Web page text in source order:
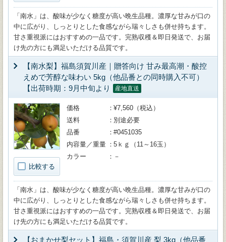
「南水」は、酸味が少なく糖度が高い晩生品種。濃厚な甘みが口の
中に広がり、しっとりとした食感ながら瑞々しさも併せ持ちます。
甘さ重視派にはおすすめの一品です。完熟収穫＆即日発送で、お届
け先の方にも満足いただける品質です。
【南水梨】福島須賀川産｜贈答向け 甘み最高潮・酸控
えめで芳醇な味わい 5kg（他品番との同時購入不可）
【出荷時期：9月中旬より
産地直送
比較する
価格
¥7,560（税込）
送料
別途必要
品番
#0451035
内容量／重量
5ｋｇ（11～16玉）
カラー
－
「南水」は、酸味が少なく糖度が高い晩生品種。濃厚な甘みが口の
中に広がり、しっとりとした食感ながら瑞々しさも併せ持ちます。
甘さ重視派にはおすすめの一品です。完熟収穫＆即日発送で、お届
け先の方にも満足いただける品質です。
【おまかせ梨セット】福島・須賀川産 梨 3kg（他品番